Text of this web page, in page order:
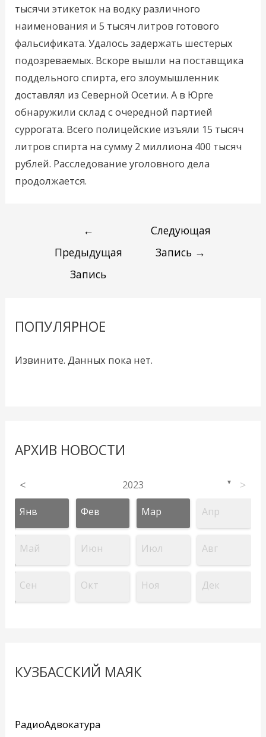
тысячи этикеток на водку различного
наименования и 5 тысяч литров готового
фальсификата. Удалось задержать шестерых
подозреваемых. Вскоре вышли на поставщика
поддельного спирта, его злоумышленник
доставлял из Северной Осетии. А в Юрге
обнаружили склад с очередной партией
суррогата. Всего полицейские изъяли 15 тысяч
литров спирта на сумму 2 миллиона 400 тысяч
рублей. Расследование уголовного дела
продолжается.
←
Предыдущая
Запись
Следующая
Запись →
ПОПУЛЯРНОЕ
Извините. Данных пока нет.
АРХИВ НОВОСТИ
< 2023 ▼ >
Янв Фев Мар Апр
Май Июн Июл Авг
Сен Окт Ноя Дек
КУЗБАССКИЙ МАЯК
РадиоАдвокатура